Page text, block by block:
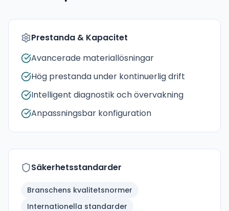
Prestanda & Kapacitet
Avancerade materiallösningar
Hög prestanda under kontinuerlig drift
Intelligent diagnostik och övervakning
Anpassningsbar konfiguration
Säkerhetsstandarder
Branschens kvalitetsnormer
Internationella standarder